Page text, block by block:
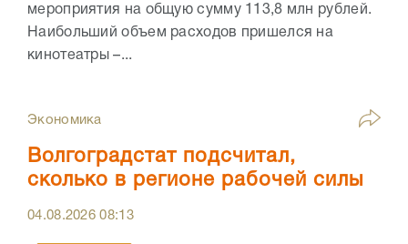
мероприятия на общую сумму 113,8 млн рублей.
Наибольший объем расходов пришелся на
кинотеатры –...
Экономика
Волгоградстат подсчитал,
сколько в регионе рабочей силы
04.08.202608:13